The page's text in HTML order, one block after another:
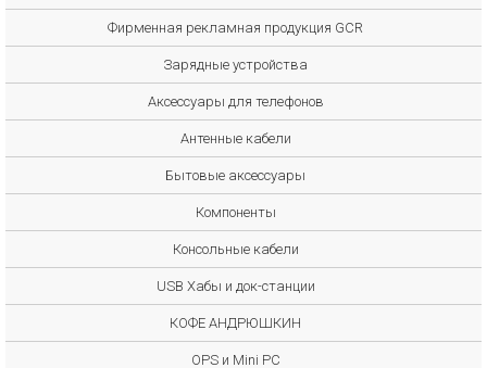
Фирменная рекламная продукция GCR
Зарядные устройства
Аксессуары для телефонов
Антенные кабели
Бытовые аксессуары
Компоненты
Консольные кабели
USB Хабы и док-станции
КОФЕ АНДРЮШКИН
OPS и Mini PC